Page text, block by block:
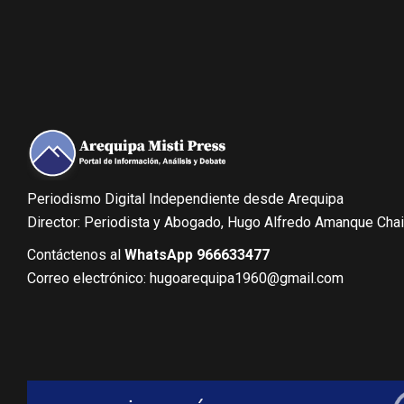
Periodismo Digital Independiente desde Arequipa
Director: Periodista y Abogado, Hugo Alfredo Amanque
Contáctenos al WhatsApp 966633477
Correo electrónico: hugoarequipa1960@gmail.com